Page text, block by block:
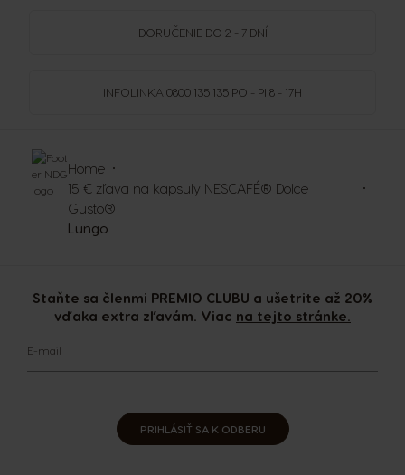
DORUČENIE DO 2 - 7 DNÍ
INFOLINKA 0800 135 135 PO - PI 8 - 17H
Staňte sa členmi PREMIO CLUBU a ušetrite až 20%
vďaka extra zľavám. Viac na tejto stránke.
E-mail
PRIHLÁSIŤ SA K ODBERU
Home
15 € zľava na kapsuly NESCAFÉ® Dolce
Gusto®
Lungo